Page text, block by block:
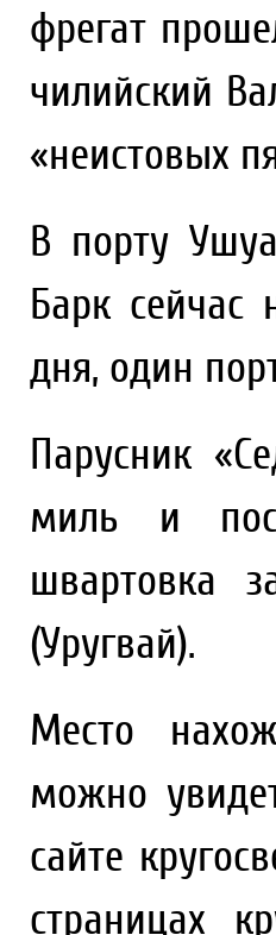
фрегат
чилийский
«неистовых
В порту
Барк
дня, один
Парусник
миль и
швартовка
(Уругвай).
Место
можно
сайте
страницах